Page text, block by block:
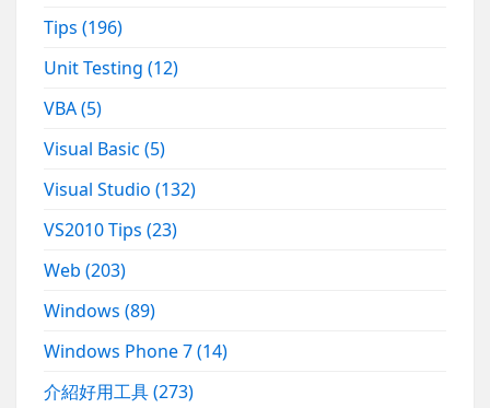
Tips(196)
Unit Testing(12)
VBA(5)
Visual Basic(5)
Visual Studio(132)
VS2010 Tips(23)
Web(203)
Windows(89)
Windows Phone 7(14)
介紹好用工具(273)